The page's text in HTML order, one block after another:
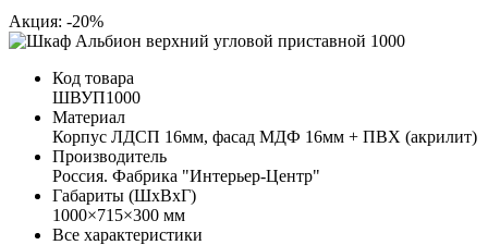
Акция: -20%
Код товара
ШВУП1000
Материал
Корпус ЛДСП 16мм, фасад МДФ 16мм + ПВХ (акрилит)
Производитель
Россия. Фабрика "Интерьер-Центр"
Габариты (ШхВхГ)
1000×715×300 мм
Все характеристики